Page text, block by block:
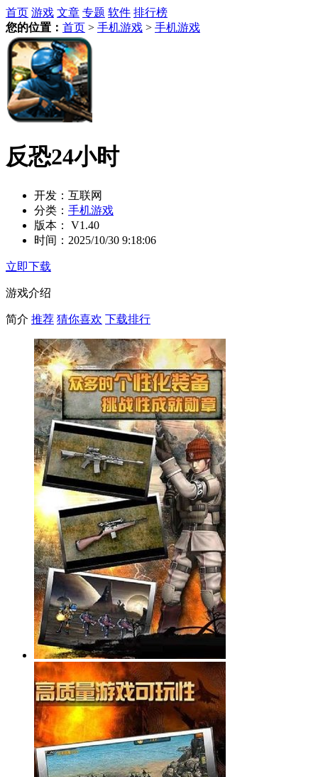
首页 游戏 文章 专题 软件 排行榜
您的位置： 首页 > 手机游戏 > 手机游戏
反恐24小时
开发： 互联网
分类： 手机游戏
版本：
V1.40
时间： 2025/10/30 9:18:06
立即下载
游戏介绍
简介 推荐 猜你喜欢 下载排行